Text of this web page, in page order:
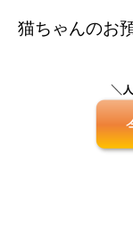
猫ちゃんのお